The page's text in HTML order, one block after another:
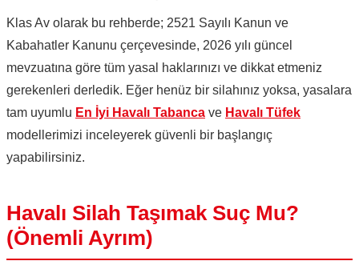
Klas Av olarak bu rehberde; 2521 Sayılı Kanun ve
Kabahatler Kanunu çerçevesinde, 2026 yılı güncel
mevzuatına göre tüm yasal haklarınızı ve dikkat etmeniz
gerekenleri derledik. Eğer henüz bir silahınız yoksa, yasalara
tam uyumlu En İyi Havalı Tabanca ve Havalı Tüfek
modellerimizi inceleyerek güvenli bir başlangıç
yapabilirsiniz.
Havalı Silah Taşımak Suç Mu?
(Önemli Ayrım)